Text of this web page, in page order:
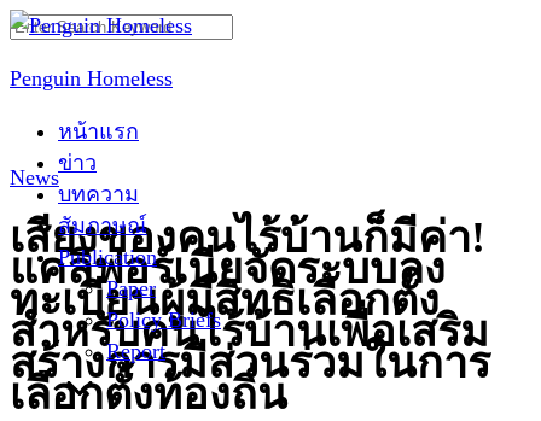
Skip
content
Penguin Homeless
หน้าแรก
ข่าว
บทความ
สัมภาษณ์
Publication
Paper
Policy Briefs
Report
Search
News
เสียงของคนไร้บ้านก็มีค่า!
แคลิฟอร์เนียจัดระบบลง
ทะเบียนผู้มีสิทธิเลือกตั้ง
สำหรับคนไร้บ้านเพื่อเสริม
สร้างการมีส่วนร่วมในการ
เลือกตั้งท้องถิ่น